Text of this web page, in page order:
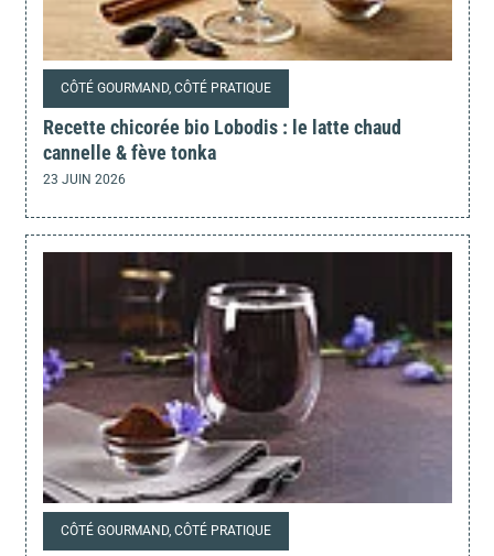
CÔTÉ GOURMAND, CÔTÉ PRATIQUE
Recette chicorée bio Lobodis : le latte chaud
cannelle & fève tonka
23 JUIN 2026
CÔTÉ GOURMAND, CÔTÉ PRATIQUE